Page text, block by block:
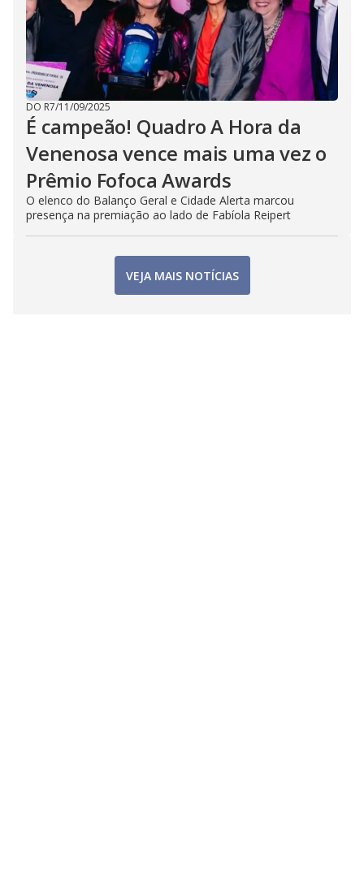
DO R7/11/09/2025
É campeão! Quadro A Hora da
Venenosa vence mais uma vez o
Prêmio Fofoca Awards
O elenco do Balanço Geral e Cidade Alerta marcou
presença na premiação ao lado de Fabíola Reipert
VEJA MAIS NOTÍCIAS